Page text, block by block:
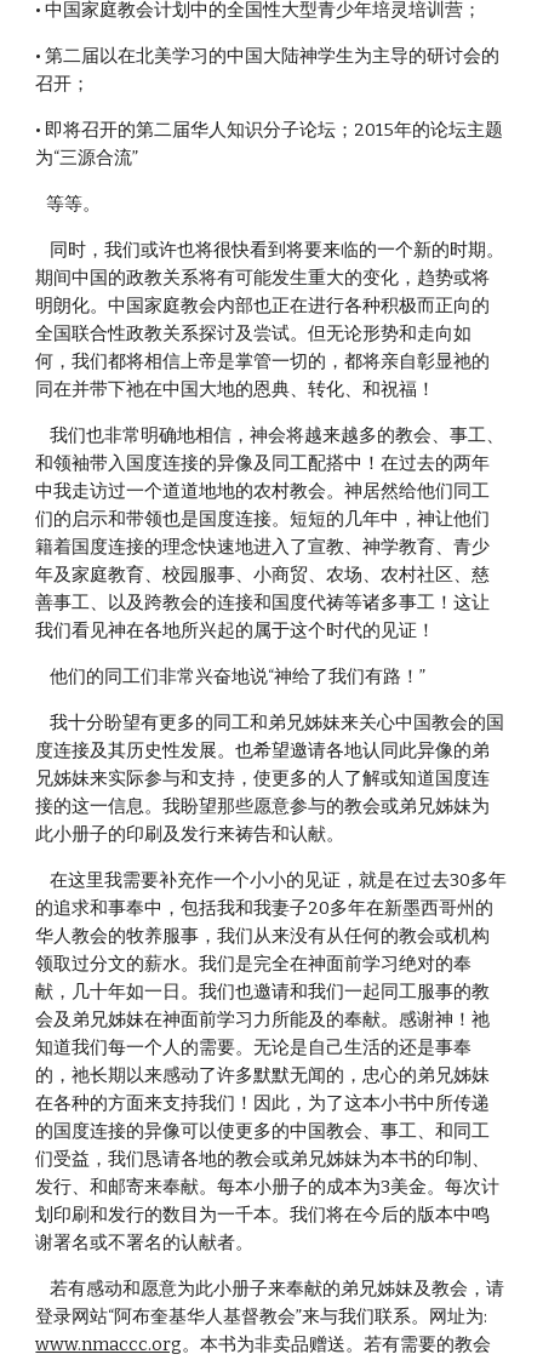
• 中国家庭教会计划中的全国性大型青少年培灵培训营；
• 第二届以在北美学习的中国大陆神学生为主导的研讨会的
召开；
• 即将召开的第二届华人知识分子论坛；2015年的论坛主题
为“三源合流”
   等等。
期间中国的政教关系将有可能发生重大的变化，趋势或将
明朗化。中国家庭教会内部也正在进行各种积极而正向的
全国联合性政教关系探讨及尝试。但无论形势和走向如
何，我们都将相信上帝是掌管一切的，都将亲自彰显祂的
同在并带下祂在中国大地的恩典、转化、和祝福！
    我们也非常明确地相信，神会将越来越多的教会、事工、
和领袖带入国度连接的异像及同工配搭中！在过去的两年
中我走访过一个道道地地的农村教会。神居然给他们同工
们的启示和带领也是国度连接。短短的几年中，神让他们
籍着国度连接的理念快速地进入了宣教、神学教育、青少
年及家庭教育、校园服事、小商贸、农场、农村社区、慈
善事工、以及跨教会的连接和国度代祷等诸多事工！这让
我们看见神在各地所兴起的属于这个时代的见证！
    他们的同工们非常兴奋地说“神给了我们有路！”
    我十分盼望有更多的同工和弟兄姊妹来关心中国教会的国
度连接及其历史性发展。也希望邀请各地认同此异像的弟
兄姊妹来实际参与和支持，使更多的人了解或知道国度连
接的这一信息。我盼望那些愿意参与的教会或弟兄姊妹为
此小册子的印刷及发行来祷告和认献。
    在这里我需要补充作一个小小的见证，就是在过去30多年
的追求和事奉中，包括我和我妻子20多年在新墨西哥州的
华人教会的牧养服事，我们从来没有从任何的教会或机构
领取过分文的薪水。我们是完全在神面前学习绝对的奉
献，几十年如一日。我们也邀请和我们一起同工服事的教
会及弟兄姊妹在神面前学习力所能及的奉献。感谢神！祂
知道我们每一个人的需要。无论是自己生活的还是事奉
的，祂长期以来感动了许多默默无闻的，忠心的弟兄姊妹
在各种的方面来支持我们！因此，为了这本小书中所传递
的国度连接的异像可以使更多的中国教会、事工、和同工
们受益，我们恳请各地的教会或弟兄姊妹为本书的印制、
发行、和邮寄来奉献。每本小册子的成本为3美金。每次计
划印刷和发行的数目为一千本。我们将在今后的版本中鸣
谢署名或不署名的认献者。
    若有感动和愿意为此小册子来奉献的弟兄姊妹及教会，请
www.nmaccc.org。本书为非卖品赠送。若有需要的教会